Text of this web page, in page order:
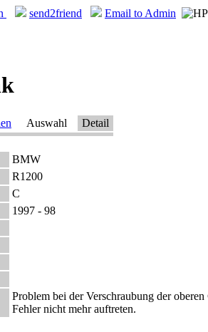
send2friend Email to Admin
Auswahl Detail
BMW
R1200
C
1997 - 98
Problem bei der Verschraubung der
Fehler nicht mehr auftreten.